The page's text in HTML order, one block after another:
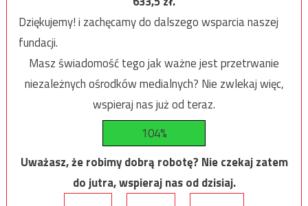
Dziękujemy! i zachęcamy do dalszego wsparcia naszej
fundacji.
Masz świadomość tego jak ważne jest przetrwanie
niezależnych ośrodków medialnych? Nie zwlekaj więc,
wspieraj nas już od teraz.
104%
Uważasz, że robimy dobrą robotę? Nie czekaj zatem
do jutra, wspieraj nas od dzisiaj.